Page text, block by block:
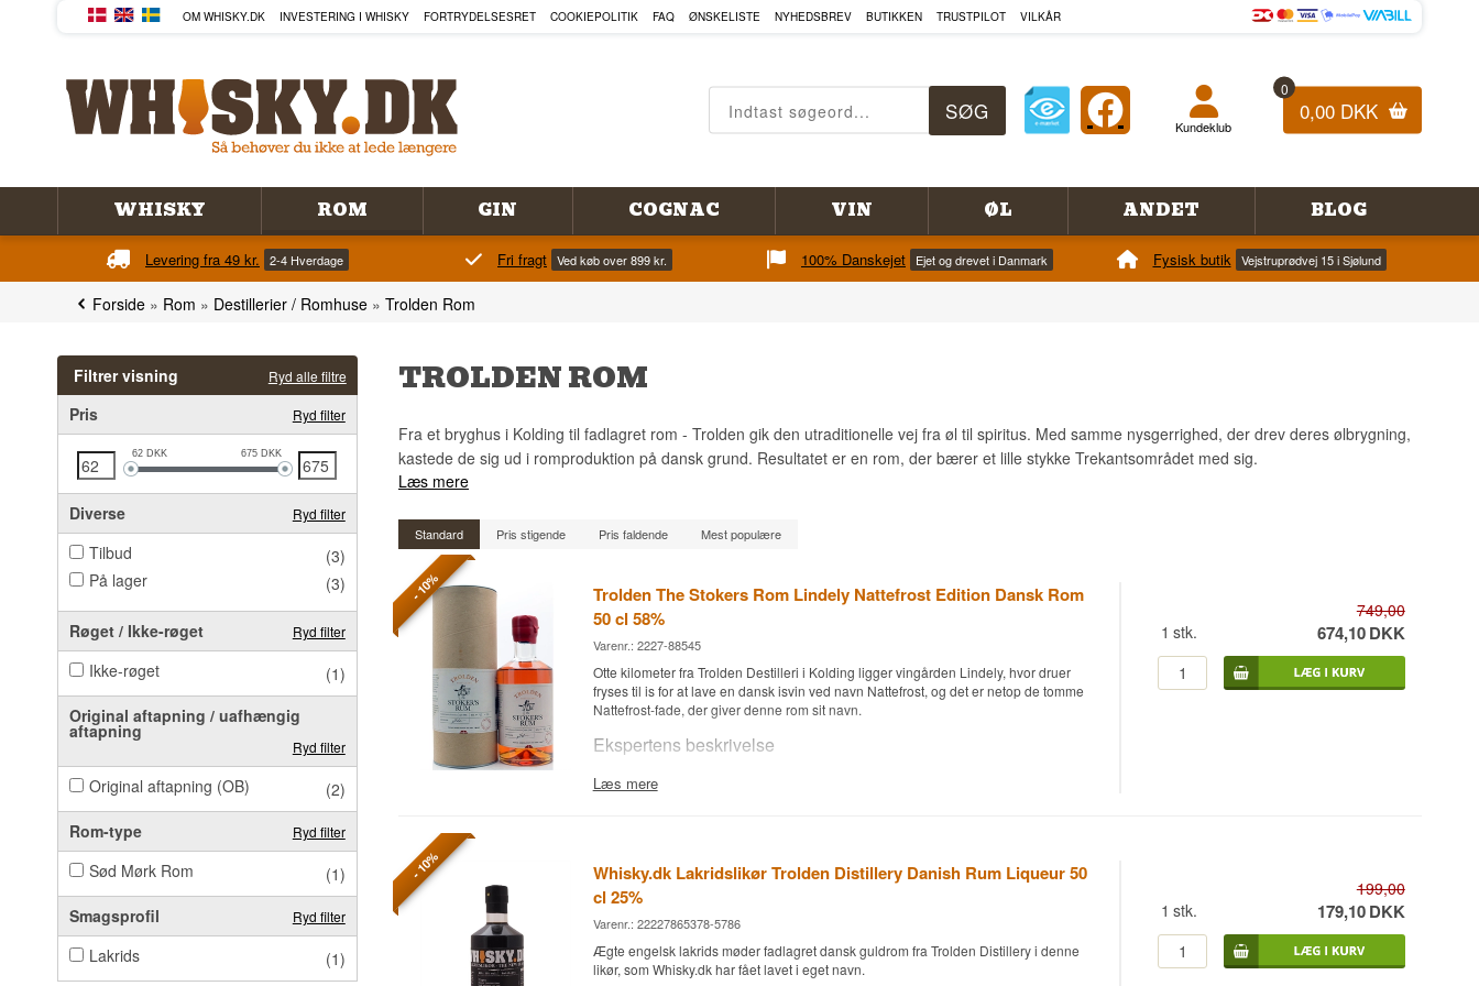
OM WHISKY.DK INVESTERING I WHISKY FORTRYDELSESRET COOKIEPOLITIK FAQ ØNSKELISTE NYHEDSBREV BUTIKKEN TRUSTPILOT VILKÅR
0
0,00 DKK
Kundeklub
WHISKY ROM GIN COGNAC VIN ØL ANDET BLOG
Levering fra 49 kr. 2-4 Hverdage Fri fragt Ved køb over 899 kr. 100% Danskejet Ejet og drevet i Danmark Fysisk butik Vejstruprødvej 15 i Sjølund
Forside » Rom » Destillerier / Romhuse » Trolden Rom
Filtrer visning Ryd alle filtre
Pris Ryd filter
62 DKK 675 DKK
Diverse Ryd filter
Tilbud
(3)
På lager
(3)
Røget / Ikke-røget Ryd filter
Ikke-røget
(1)
Original aftapning / uafhængig
aftapning
Ryd filter
Original aftapning (OB)
(2)
Rom-type
Ryd filter
Sød Mørk Rom
(1)
Smagsprofil
Ryd filter
Lakrids (1)
TROLDEN ROM
Fra et bryghus i Kolding til fadlagret rom - Trolden gik den utraditionelle vej fra øl til spiritus. Med samme nysgerrighed, der drev deres ølbrygning,
kastede de sig ud i romproduktion på dansk grund. Resultatet er en rom, der bærer et lille stykke Trekantsområdet med sig.
Læs mere
Standard Pris stigende Pris faldende Mest populære
- 10%
Trolden The Stokers Rom Lindely Nattefrost Edition Dansk Rom
50 cl 58%
Varenr.: 2227-88545
Otte kilometer fra Trolden Destilleri i Kolding ligger vingården Lindely, hvor druer
fryses til is for at lave en dansk isvin ved navn Nattefrost, og det er netop de tomme
Nattefrost-fade, der giver denne rom sit navn.
Ekspertens beskrivelse
Trolden The Stokers Rom Lindely Nattefrost Edition er en Dansk Rom eftermodnet
Nattefrost, en dansk isvin lavet af druer, der plukkes og presses, hvorefter de fryses
ned i fire uger og langsomt tøs op igen for at koncentrere sødmen. Efter to års lagring
på bourbon-fade fik rommen yderligere et år på disse isvinsfade, hvilket tilfører en
sødlig, frugtig dimension oven på den kraftfulde, melasseprægede grundkarakter.
Serien går under navnet The Stokers, en reference til fyrbøderne, der traditionelt
holder gang i destillationsprocessen.
Læs mere
749,00
1 stk. 674,10DKK
- 10%
Whisky.dk Lakridslikør Trolden Distillery Danish Rum Liqueur 50
cl 25%
Varenr.: 22227865378-5786
Ægte engelsk lakrids møder fadlagret dansk guldrom fra Trolden Distillery i denne
likør, som Whisky.dk har fået lavet i eget navn.
199,00
1 stk. 179,10DKK